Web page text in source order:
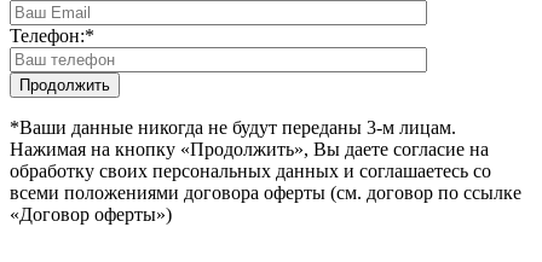
Телефон:*
*Ваши данные никогда не будут переданы 3-м лицам.
Нажимая на кнопку «Продолжить», Вы даете согласие на
обработку своих персональных данных и соглашаетесь со
всеми положениями договора оферты (см. договор по ссылке
«Договор оферты»)